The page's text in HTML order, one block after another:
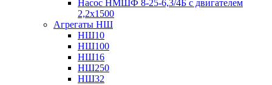
Насос НМШФ 8-25-6,3/4Б с двигателем
2,2х1500
Агрегаты НШ
НШ10
НШ100
НШ16
НШ250
НШ32